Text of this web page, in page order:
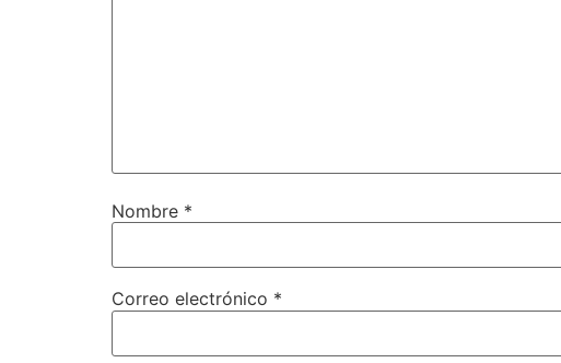
Nombre *
Correo electrónico *